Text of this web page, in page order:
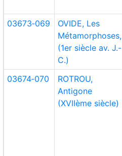
03673‑069
OVIDE, Les
Métamorphoses,
(1er siècle av. J.-
C.)
03674‑070
ROTROU,
Antigone
(XVIIème siècle)